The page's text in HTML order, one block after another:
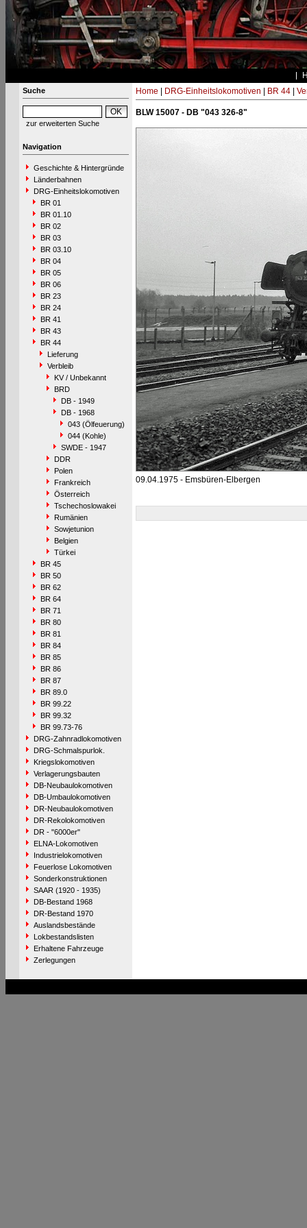
Suche
zur erweiterten Suche
Navigation
Geschichte & Hintergründe
Länderbahnen
DRG-Einheitslokomotiven
BR 01
BR 01.10
BR 02
BR 03
BR 03.10
BR 04
BR 05
BR 06
BR 23
BR 24
BR 41
BR 43
BR 44
Lieferung
Verbleib
KV / Unbekannt
BRD
DB - 1949
DB - 1968
043 (Ölfeuerung)
044 (Kohle)
SWDE - 1947
DDR
Polen
Frankreich
Österreich
Tschechoslowakei
Rumänien
Sowjetunion
Belgien
Türkei
BR 45
BR 50
BR 62
BR 64
BR 71
BR 80
BR 81
BR 84
BR 85
BR 86
BR 87
BR 89.0
BR 99.22
BR 99.32
BR 99.73-76
DRG-Zahnradlokomotiven
DRG-Schmalspurlok.
Kriegslokomotiven
Verlagerungsbauten
DB-Neubaulokomotiven
DB-Umbaulokomotiven
DR-Neubaulokomotiven
DR-Rekolokomotiven
DR - "6000er"
ELNA-Lokomotiven
Industrielokomotiven
Feuerlose Lokomotiven
Sonderkonstruktionen
SAAR (1920 - 1935)
DB-Bestand 1968
DR-Bestand 1970
Auslandsbestände
Lokbestandslisten
Erhaltene Fahrzeuge
Zerlegungen
Home DRG-Einheitslokomotiven BR 44|
BLW 15007 - DB "043 326-8"
09.04.1975 - Emsbüren-Elbergen